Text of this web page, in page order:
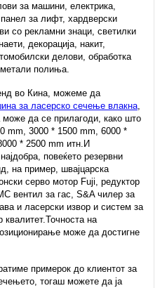
за машини, електрика,
за лифт, хардверски
со рекламни знаци, светилки
декорација, накит,
делови, обработка
полиња.
во Кина, можеме да
за ласерско сечење влакна,
може да се прилагоди, како што
mm, 3000 * 1500 mm, 6000 *
* 2500 mm итн.И
повеќето резервни
на пример, швајцарска
серво мотор Fuji, редуктор
вентил за гас, S&A чилер за
и ласерски извор и систем за
на
може да достигне
примерок до клиентот за
тогаш можете да ја